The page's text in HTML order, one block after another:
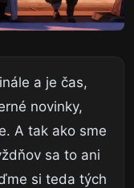
a je čas,
novinky,
A tak ako sme
sa to ani
si teda tých